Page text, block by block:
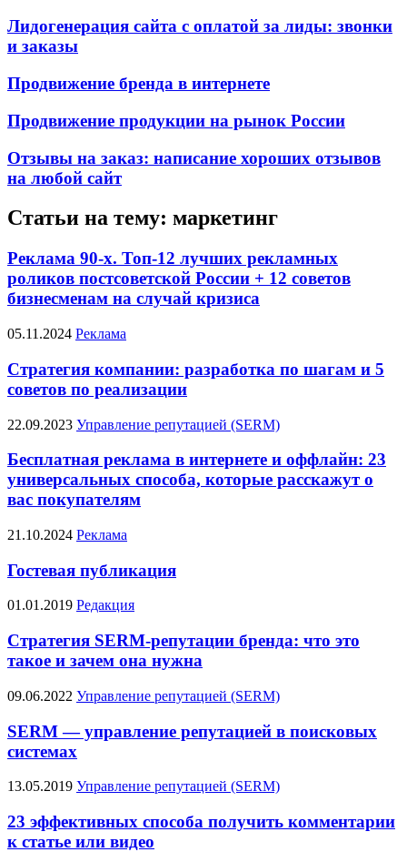
Лидогенерация сайта с оплатой за лиды: звонки
и заказы
Продвижение бренда в интернете
Продвижение продукции на рынок России
Отзывы на заказ: написание хороших отзывов
на любой сайт
Статьи на тему: маркетинг
Реклама 90-х. Топ-12 лучших рекламных
роликов постсоветской России + 12 советов
бизнесменам на случай кризиса
05.11.2024 Реклама
Стратегия компании: разработка по шагам и 5
советов по реализации
22.09.2023 Управление репутацией (SERM)
Бесплатная реклама в интернете и оффлайн: 23
универсальных способа, которые расскажут о
вас покупателям
21.10.2024 Реклама
Гостевая публикация
01.01.2019 Редакция
Стратегия SERM-репутации бренда: что это
такое и зачем она нужна
09.06.2022 Управление репутацией (SERM)
SERM — управление репутацией в поисковых
системах
13.05.2019 Управление репутацией (SERM)
23 эффективных способа получить комментарии
к статье или видео